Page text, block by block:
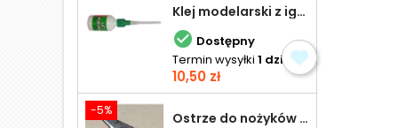
Klej modelarski z igłą 30 ml
 Dostępny
Termin wysyłki 1 dzień
Cena
10,50 zł
-5% Ostrze do nożyków Excel